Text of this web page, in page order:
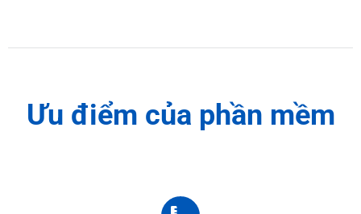
Ưu điểm của phần mềm